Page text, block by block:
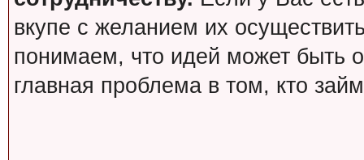
вкупе с желанием их
понимаем, что идей может быть
главная проблема в том, кто